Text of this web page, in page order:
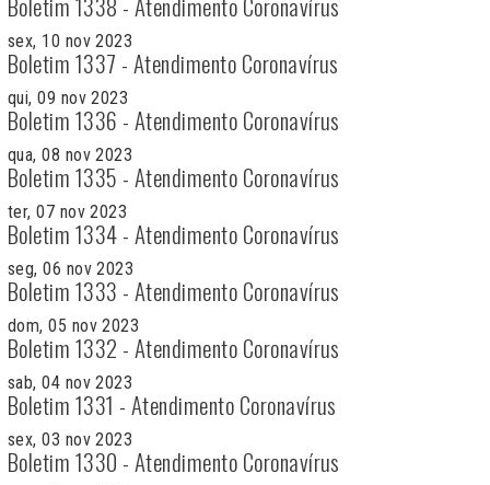
sex, 10 nov 2023
Boletim 1337 - Atendimento Coronavírus
qui, 09 nov 2023
Boletim 1336 - Atendimento Coronavírus
qua, 08 nov 2023
Boletim 1335 - Atendimento Coronavírus
ter, 07 nov 2023
Boletim 1334 - Atendimento Coronavírus
seg, 06 nov 2023
Boletim 1333 - Atendimento Coronavírus
dom, 05 nov 2023
Boletim 1332 - Atendimento Coronavírus
sab, 04 nov 2023
Boletim 1331 - Atendimento Coronavírus
sex, 03 nov 2023
Boletim 1330 - Atendimento Coronavírus